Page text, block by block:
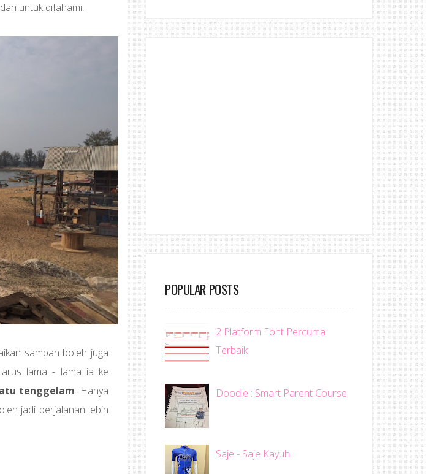
untuk difahami.
sampan boleh juga
arus lama - lama ia ke
tenggelam. Hanya
jadi perjalanan lebih
POPULAR POSTS
2 Platform Font Percuma
Terbaik
Doodle : Smart Parent Course
Saje - Saje Kayuh